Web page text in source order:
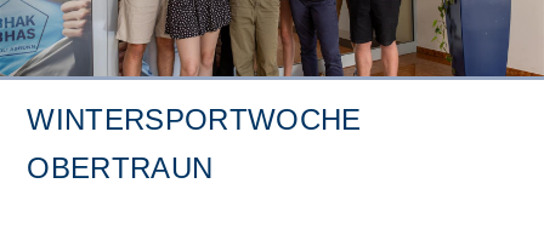
WINTERSPORTWOCHE
OBERTRAUN